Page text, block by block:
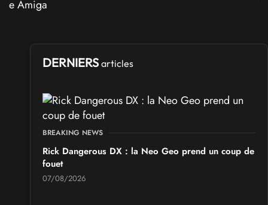
DERNIERS articles
BREAKING NEWS
Rick Dangerous DX : la Neo Geo prend un coup de
fouet
07/08/2026